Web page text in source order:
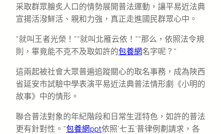
采取群眾膾炙人口的情勢展開普法運動，讓平易近法典
宣揚活潑鮮活、親和力強，真正走進國民群眾心中。
“就叫王者光榮！”“就叫北雁云依！”“那么，依照法令規
則，畢竟能不克不及取如許的包養網名字呢？”
這兩起被社會大眾普遍追蹤關心的取名事務，成為陜西
省延安市試驗中學表演平易近法典普法情形劇《小明的
故事》中的情形。
聯合普法對象的年紀階段和日常生涯特色，如許的普法
更有針對性。“包養網ppt依照‘七五’普律例劃請求，各